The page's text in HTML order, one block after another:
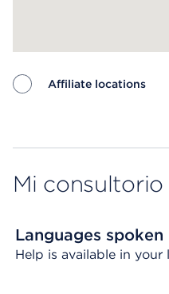
Affiliate locations
Mi consultorio
Languages
Help is available in your